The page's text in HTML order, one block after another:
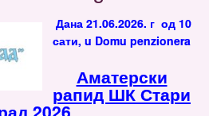
Дана 21.06.2026. г од 10
сати, u Domu penzionera
Аматерски
рапид ШК Стари
2026